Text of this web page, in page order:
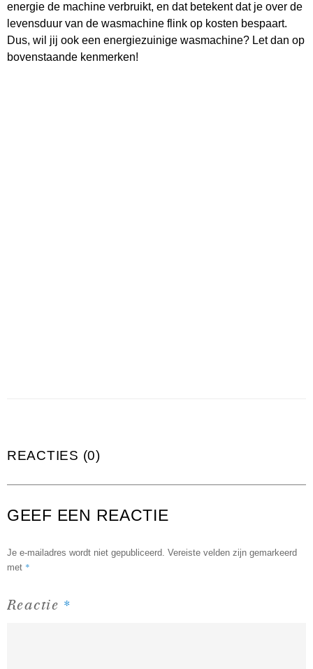
energie de machine verbruikt, en dat betekent dat je over de
levensduur van de wasmachine flink op kosten bespaart.
Dus, wil jij ook een energiezuinige wasmachine? Let dan op
bovenstaande kenmerken!
REACTIES (0)
GEEF EEN REACTIE
Je e-mailadres wordt niet gepubliceerd. Vereiste velden zijn gemarkeerd
met *
Reactie *